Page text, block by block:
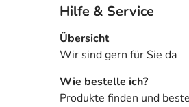
Hilfe & Service
Übersicht
Wir sind gern für Sie da
Wie bestelle ich?
Produkte finden und